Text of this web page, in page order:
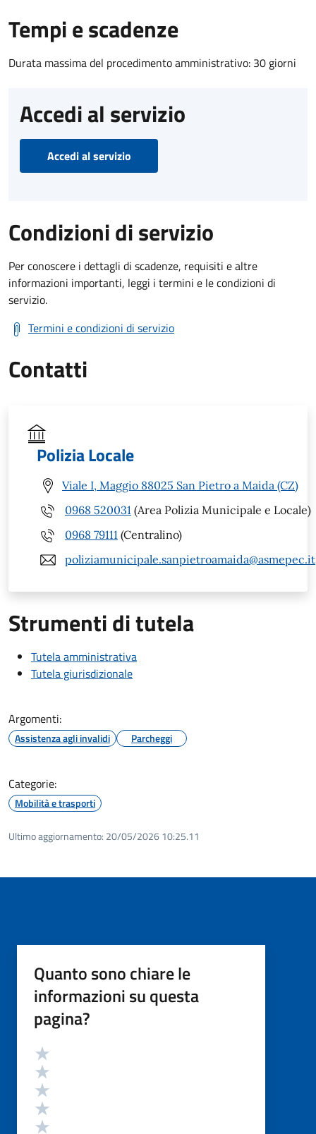
Tempi e scadenze
Durata massima del procedimento amministrativo: 30 giorni
Accedi al servizio
Accedi al servizio
Condizioni di servizio
Per conoscere i dettagli di scadenze, requisiti e altre
informazioni importanti, leggi i termini e le condizioni di
servizio.
Termini e condizioni di servizio
Contatti
Polizia Locale
Viale I, Maggio 88025 San Pietro a Maida (CZ)
0968 520031 (Area Polizia Municipale e Locale)
0968 79111 (Centralino)
poliziamunicipale.sanpietroamaida@asmepec.it
Strumenti di tutela
Tutela amministrativa
Tutela giurisdizionale
Argomenti:
Assistenza agli invalidi Parcheggi
Categorie:
Mobilità e trasporti
Ultimo aggiornamento: 20/05/2026 10:25.11
Quanto sono chiare le
informazioni su questa
pagina?
Valutazione